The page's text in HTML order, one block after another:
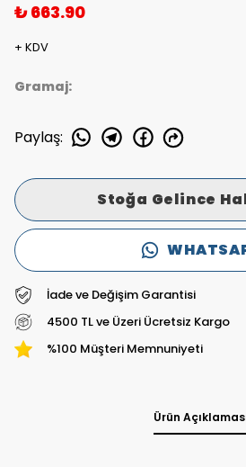
₺ 663.90
+ KDV
Gramaj:
Paylaş:
Stoğa Gelince
İade ve Değişim Garantisi
4500 TL ve Üzeri Ücretsiz Kargo
%100 Müşteri Memnuniyeti
Ürün